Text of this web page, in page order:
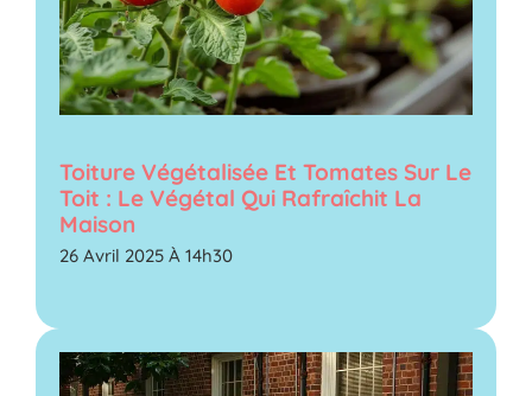
Toiture Végétalisée Et Tomates Sur Le
Toit : Le Végétal Qui Rafraîchit La
Maison
26 Avril 2025 À 14h30